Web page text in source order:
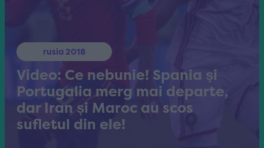
rusia 2018
Video: Ce nebunie! Spania și
Portugalia merg mai departe,
dar Iran și Maroc au scos
sufletul din ele!